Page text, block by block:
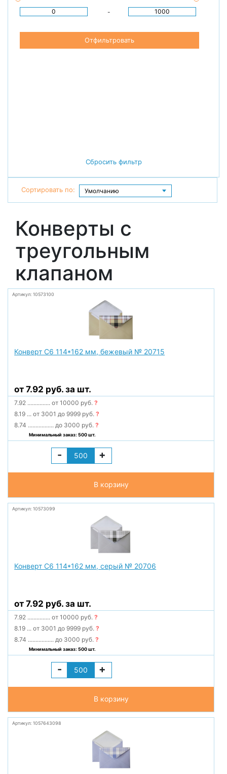
-
Отфильтровать
Сбросить фильтр
Сортировать по:
Конверты с
треугольным
клапаном
Артикул: 10573100
Конверт С6 114*162 мм, бежевый № 20715
от 7.92 руб. за шт.
7.92 ............... от 10000 руб.?
8.19 ... от 3001 до 9999 руб.?
8.74 ................. до 3000 руб.?
Минимальный заказ: 500 шт.
- +
В корзину
Артикул: 10573099
Конверт С6 114*162 мм, серый № 20706
от 7.92 руб. за шт.
7.92 ............... от 10000 руб.?
8.19 ... от 3001 до 9999 руб.?
8.74 ................. до 3000 руб.?
Минимальный заказ: 500 шт.
- +
В корзину
Артикул: 1057643098